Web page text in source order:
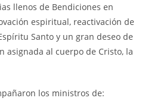
llenos de Bendiciones en
espiritual, reactivación de
Santo y un gran deseo de
asignada al cuerpo de Cristo, la
los ministros de: